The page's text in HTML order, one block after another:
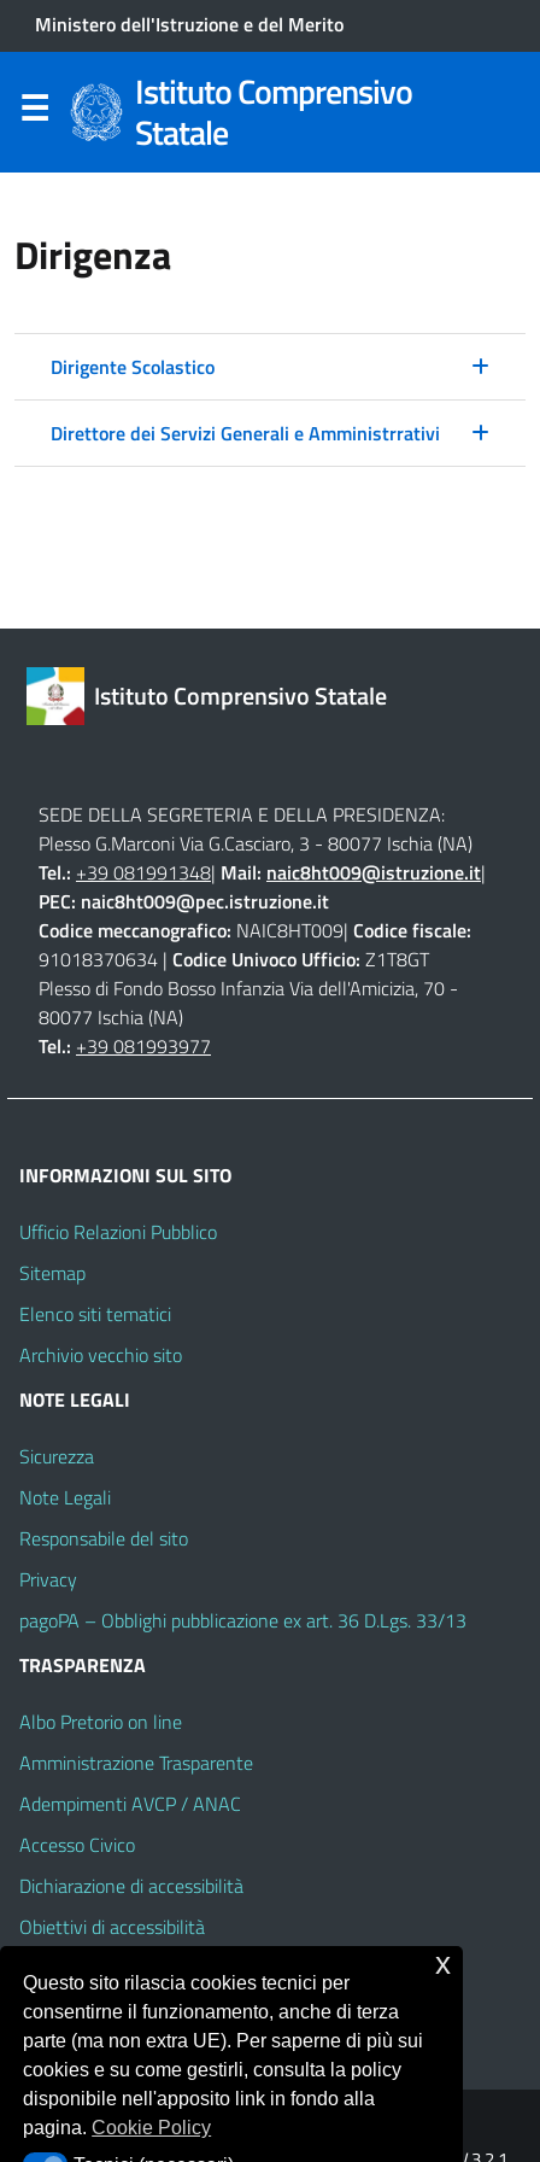
Ministero dell'Istruzione e del Merito
Istituto Comprensivo
Statale
Dirigenza
Dirigente Scolastico
Direttore dei Servizi Generali e Amministrrativi
Istituto Comprensivo Statale
SEDE DELLA SEGRETERIA E DELLA PRESIDENZA:
Plesso G.Marconi Via G.Casciaro, 3 - 80077 Ischia (NA)
Tel.: +39 081991348| Mail: naic8ht009@istruzione.it|
PEC: naic8ht009@pec.istruzione.it
Codice meccanografico: NAIC8HT009| Codice fiscale:
91018370634 | Codice Univoco Ufficio: Z1T8GT
Plesso di Fondo Bosso Infanzia Via dell'Amicizia, 70 -
80077 Ischia (NA)
Tel.: +39 081993977
INFORMAZIONI SUL SITO
Ufficio Relazioni Pubblico
Sitemap
Elenco siti tematici
Archivio vecchio sito
NOTE LEGALI
Sicurezza
Note Legali
Responsabile del sito
Privacy
pagoPA – Obblighi pubblicazione ex art. 36 D.Lgs. 33/13
TRASPARENZA
Albo Pretorio on line
Amministrazione Trasparente
Adempimenti AVCP / ANAC
Accesso Civico
Dichiarazione di accessibilità
Obiettivi di accessibilità
Albo Pretorio On Line (fino al 31 Agosto 2025)
Amministrazione Trasparente (fino al 31 Agosto 2025)
Portale realizzato con la piattaforma
Questo sito rilascia cookies tecnici per
consentirne il funzionamento, anche di terza
parte (ma non extra UE). Per saperne di più sui
cookies e su come gestirli, consulta la policy
disponibile nell'apposito link in fondo alla
pagina.Cookie Policy
x